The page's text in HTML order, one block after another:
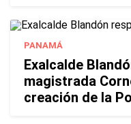
PANAMÁ
Exalcalde
magistrada
creación de la